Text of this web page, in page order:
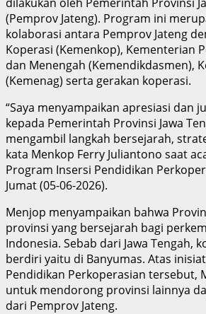
(Pemprov Jateng). Program ini
kolaborasi antara Pemprov Jateng
Koperasi (Kemenkop), Kementerian
dan Menengah (Kemendikdasmen),
(Kemenag) serta gerakan koperasi.
“Saya menyampaikan apresiasi dan
kepada Pemerintah Provinsi Jawa
mengambil langkah bersejarah,
kata Menkop Ferry Juliantono saat
Program Insersi Pendidikan
Jumat (05-06-2026).
Menjop menyampaikan bahwa
provinsi yang bersejarah bagi
Indonesia. Sebab dari Jawa Tengah,
berdiri yaitu di Banyumas. Atas
Pendidikan Perkoperasian tersebut,
untuk mendorong provinsi lainnya
dari Pemprov Jateng.